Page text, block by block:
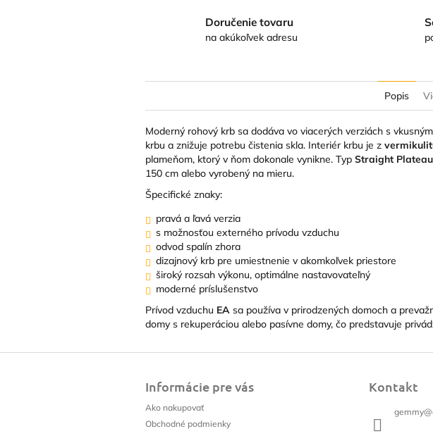
Doručenie tovaru
na akúkoľvek adresu
Popis
Moderný rohový krb sa dodáva vo viacerých verziách s
krbu a znižuje potrebu čistenia skla. Interiér krbu je z
plameňom, ktorý v ňom dokonale vynikne. Typ Straight Plateau
150 cm alebo vyrobený na mieru.
Špecifické znaky:
pravá a ľavá verzia
s možnosťou externého prívodu vzduchu
odvod spalín zhora
dizajnový krb pre umiestnenie v akomkoľvek priestore
široký rozsah výkonu, optimálne nastavovateľný
moderné príslušenstvo
Prívod vzduchu EA sa používa v prirodzených domoch a
domy s rekuperáciou alebo pasívne domy, čo predstavuje
Informácie pre vás
Ako nakupovať
Obchodné podmienky
Kontakt
gemmy@